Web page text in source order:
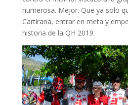
numerosa. Mejor. Que ya solo
Cartirana, entrar en meta y
historia de la QH 2019.